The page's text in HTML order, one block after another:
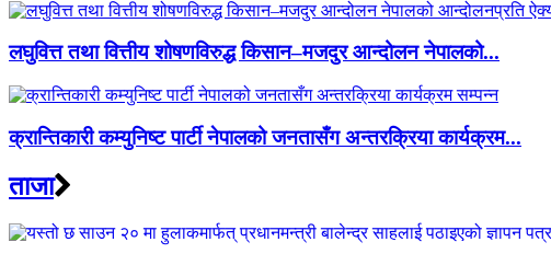
लघुवित्त तथा वित्तीय शोषणविरुद्ध किसान–मजदुर आन्दोलन नेपालको...
क्रान्तिकारी कम्युनिष्ट पार्टी नेपालको जनतासँग अन्तरक्रिया कार्यक्रम...
ताजा